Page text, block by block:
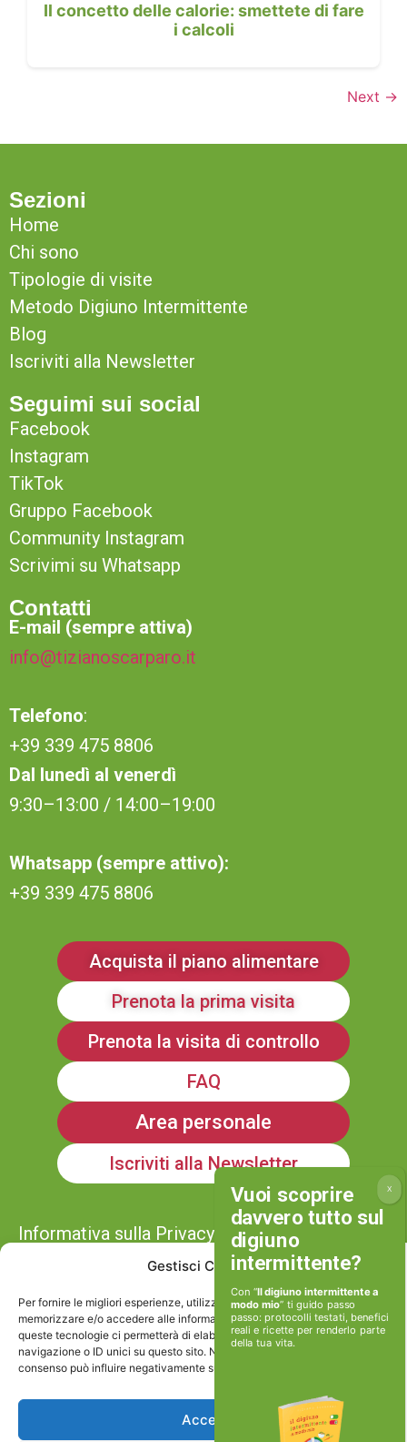
Gestisci Consenso
Per fornire le migliori esperienze, utilizziamo tecnologie come i cookie per
memorizzare e/o accedere alle informazioni del dispositivo. Il consenso a
queste tecnologie ci permetterà di elaborare dati come il comportamento di
navigazione o ID unici su questo sito. Non acconsentire o ritirare il
consenso può influire negativamente su alcune caratteristiche e funzioni.
Accetta
Il concetto delle calorie: smettete di fare
i calcoli
Next →
Sezioni
Home
Chi sono
Tipologie di visite
Metodo Digiuno Intermittente
Blog
Iscriviti alla Newsletter
Seguimi sui social
Facebook
Instagram
TikTok
Gruppo Facebook
Community Instagram
Scrivimi su Whatsapp
Contatti
E-mail (sempre attiva)
info@tizianoscarparo.it
Telefono:
+39 339 475 8806
Dal lunedì al venerdì
9:30–13:00 / 14:00–19:00
Whatsapp (sempre attivo):
+39 339 475 8806
Acquista il piano alimentare
Prenota la prima visita
Prenota la visita di controllo
FAQ
Area personale
Iscriviti alla Newsletter
Informativa sulla Privacy
Viviamoinforma stp srl
P.IVA e Cod.Fisc: 17506171002
Via Caio Canuleio 127, Roma
Con “Il digiuno intermittente a
modo mio” ti guido passo
passo: protocolli testati, benefici
reali e ricette per renderlo parte
della tua vita.